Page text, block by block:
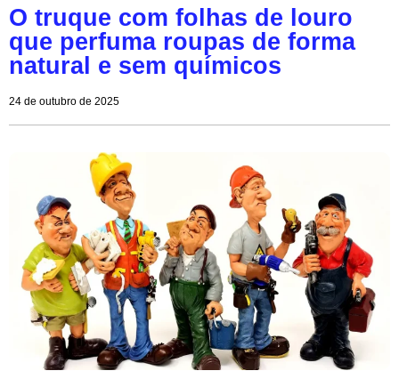
O truque com folhas de louro
que perfuma roupas de forma
natural e sem químicos
24 de outubro de 2025